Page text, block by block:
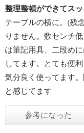
整理整頓ができてスッ
テーブルの横に。(残
りません。数センチ
は筆記用具、二段め
してます。とても便
気分良く使ってます
と感じてます
参考になった